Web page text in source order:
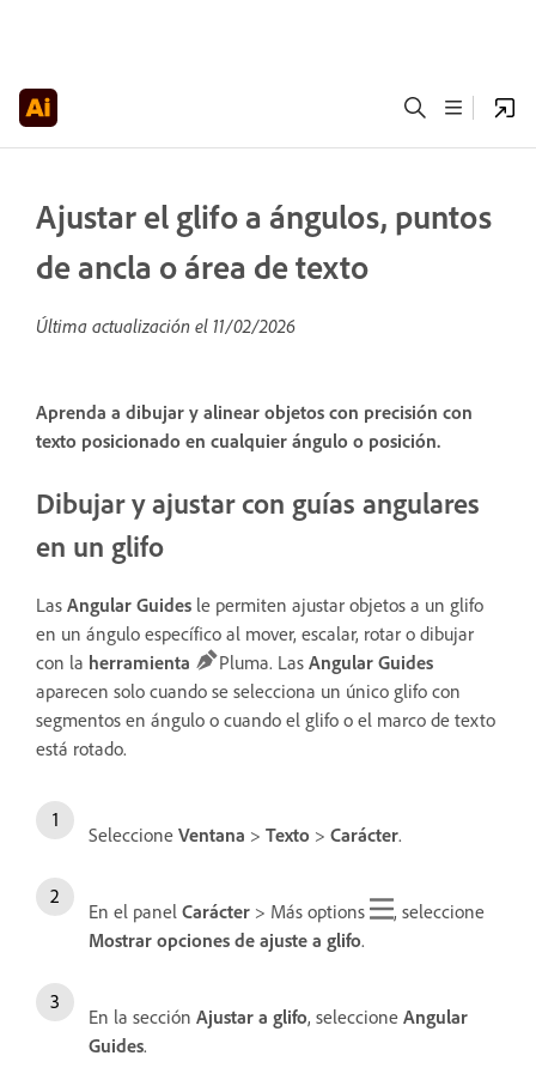
Ajustar el glifo a ángulos, puntos
de ancla o área de texto
Última actualización el 11/02/2026
Aprenda a dibujar y alinear objetos con precisión con
texto posicionado en cualquier ángulo o posición.
Dibujar y ajustar con guías angulares
en un glifo
Las Angular Guides le permiten ajustar objetos a un glifo
en un ángulo específico al mover, escalar, rotar o dibujar
con la herramienta Pluma. Las Angular Guides
aparecen solo cuando se selecciona un único glifo con
segmentos en ángulo o cuando el glifo o el marco de texto
está rotado.
Seleccione Ventana > Texto > Carácter.
En el panel Carácter > Más options
, seleccione
Mostrar opciones de ajuste a glifo.
En la sección Ajustar a glifo, seleccione Angular
Guides.